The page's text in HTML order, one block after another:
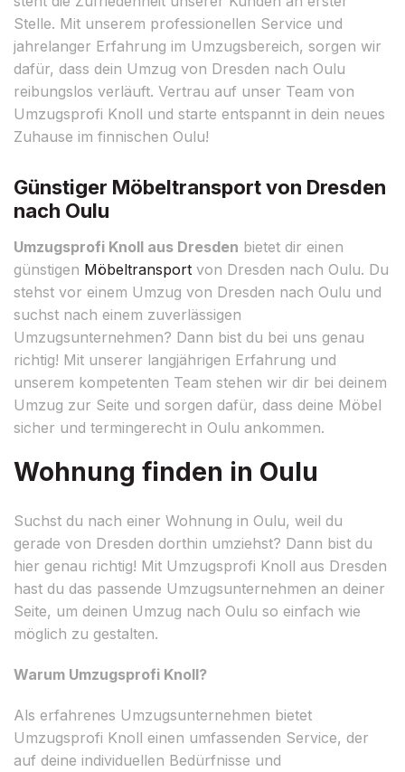
Stelle. Mit unserem professionellen Service und
jahrelanger Erfahrung im Umzugsbereich, sorgen wir
dafür, dass dein Umzug von Dresden nach Oulu
reibungslos verläuft. Vertrau auf unser Team von
Umzugsprofi Knoll und starte entspannt in dein neues
Zuhause im finnischen Oulu!
Günstiger Möbeltransport von Dresden
nach Oulu
Umzugsprofi Knoll aus Dresden bietet dir einen
günstigen Möbeltransport von Dresden nach Oulu. Du
stehst vor einem Umzug von Dresden nach Oulu und
suchst nach einem zuverlässigen
Umzugsunternehmen? Dann bist du bei uns genau
richtig! Mit unserer langjährigen Erfahrung und
unserem kompetenten Team stehen wir dir bei deinem
Umzug zur Seite und sorgen dafür, dass deine Möbel
sicher und termingerecht in Oulu ankommen.
Wohnung finden in Oulu
Suchst du nach einer Wohnung in Oulu, weil du
gerade von Dresden dorthin umziehst? Dann bist du
hier genau richtig! Mit Umzugsprofi Knoll aus Dresden
hast du das passende Umzugsunternehmen an deiner
Seite, um deinen Umzug nach Oulu so einfach wie
möglich zu gestalten.
Warum Umzugsprofi Knoll?
Als erfahrenes Umzugsunternehmen bietet
Umzugsprofi Knoll einen umfassenden Service, der
auf deine individuellen Bedürfnisse und